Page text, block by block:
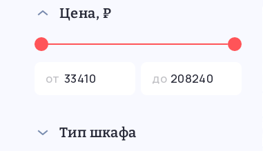
Цена, ₽
от до
Тип шкафа